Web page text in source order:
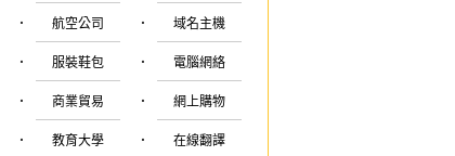
· 航空公司 · 域名主機
· 服裝鞋包 · 電腦網絡
· 商業貿易 · 網上購物
· 教育大學 · 在線翻譯